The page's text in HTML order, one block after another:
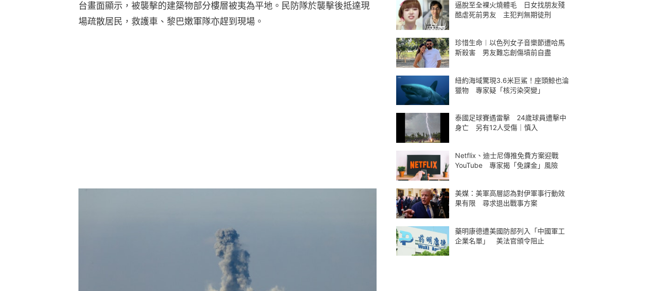
台畫面顯示，被襲擊的建築物部分樓層被夷為平地。民防隊於襲擊後抵達現
場疏散居民，救護車、黎巴嫩軍隊亦趕到現場。
逼脫至全裸火燒體毛 日女找朋友殘
酷虐死前男友 主犯判無期徒刑
珍惜生命︱以色列女子音樂節遭哈馬
斯殺害 男友難忘創傷墳前自盡
紐約海域驚現3.6米巨鯊！座頭鯨也淪
獵物 專家疑「核污染突變」
泰國足球賽遇雷擊 24歲球員遭擊中
身亡 另有12人受傷｜慎入
Netflix、迪士尼傳推免費方案迎戰
YouTube 專家揭「免課金」風險
美媒：美軍高層認為對伊軍事行動效
果有限 尋求退出戰事方案
藥明康德遭美國防部列入「中國軍工
企業名單」 美法官頒令阻止